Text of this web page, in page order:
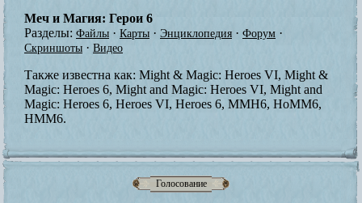
Голосование
Меч и Магия: Герои 6
Разделы: Файлы · Карты · Энциклопедия · Форум ·
Скриншоты · Видео
Также известна как: Might & Magic: Heroes VI, Might &
Magic: Heroes 6, Might and Magic: Heroes VI, Might and
Magic: Heroes 6, Heroes VI, Heroes 6, MMH6, HoMM6,
HMM6.